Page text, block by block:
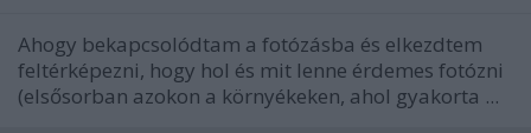
Ahogy bekapcsolódtam a fotózásba és elkezdtem
feltérképezni, hogy hol és mit lenne érdemes fotózni
(elsősorban azokon a környékeken, ahol gyakorta ...